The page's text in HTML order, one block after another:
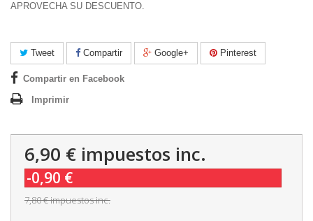
APROVECHA SU DESCUENTO.
Tweet Compartir Google+ Pinterest
Compartir en Facebook
Imprimir
6,90 € impuestos inc.
-0,90 €
7,80 €impuestos inc.